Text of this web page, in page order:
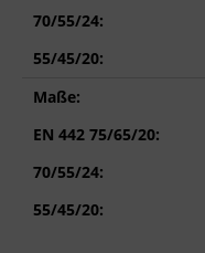
70/55/24:
55/45/20:
Maße:
EN 442 75/65/20:
70/55/24:
55/45/20: